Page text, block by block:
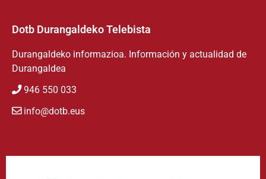
Dotb Durangaldeko Telebista
Durangaldeko informazioa. Información y actualidad de
Durangaldea
946 550 033
info@dotb.eus